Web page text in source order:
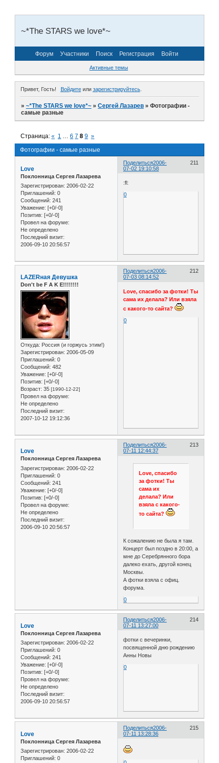
~*The STARS we love*~
Форум Участники Поиск Регистрация Войти
Активные темы
Привет, Гость! Войдитеили зарегистрируйтесь.
»~*The STARS we love*~ »Сергей Лазарев »Фотографии -
самые разные
Фотографии - самые разные
Страница:« 1 … 6 7 8 9 »
Поделиться 211
2006-
07-02 19:10:58
Love
Поклонница Сергея Лазарева
Зарегистрирован: 2006-02-22
Приглашений: 0
Сообщений: 241
Уважение: [+0/-0]
Позитив: [+0/-0]
Провел на форуме:
Не определено
Последний визит:
2006-09-10 20:56:57
:fl:
0
Поделиться 212
2006-
07-03 08:14:52
LAZERная Девушка
Don't be F A K E!!!!!!!!
Откуда: Россия (и горжусь этим!)
Зарегистрирован: 2006-05-09
Приглашений: 0
Сообщений: 482
Уважение: [+0/-0]
Позитив: [+0/-0]
Возраст: 35 [1990-12-22]
Провел на форуме:
Не определено
Последний визит:
2007-10-12 19:12:36
Love, спасибо за фотки! Ты
сама их делала? Или взяла
с какого-то сайта?
0
Поделиться 213
2006-
07-11 12:44:37
Love
Поклонница Сергея Лазарева
Зарегистрирован: 2006-02-22
Приглашений: 0
Сообщений: 241
Уважение: [+0/-0]
Позитив: [+0/-0]
Провел на форуме:
Не определено
Последний визит:
2006-09-10 20:56:57
Love, спасибо
за фотки! Ты
сама их
делала? Или
взяла с какого-
то сайта?
К сожалению не была я там.
Концерт был поздно в 20:00, а
мне до Серебрянного бора
далеко ехать, другой конец
Москвы.
А фотки взяла с офиц.
форума.
0
Поделиться 214
2006-
07-11 13:27:00
Love
Поклонница Сергея Лазарева
Зарегистрирован: 2006-02-22
Приглашений: 0
Сообщений: 241
Уважение: [+0/-0]
Позитив: [+0/-0]
Провел на форуме:
Не определено
Последний визит:
2006-09-10 20:56:57
фотки с вечеринки,
посвященной дню рождению
Анны Новы
0
Поделиться 215
2006-
07-11 13:28:36
Love
Поклонница Сергея Лазарева
Зарегистрирован: 2006-02-22
Приглашений: 0